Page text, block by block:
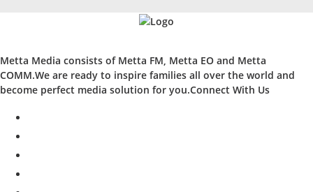
Metta Media consists of Metta FM, Metta EO and Metta
COMM.We are ready to inspire families all over the world and
become perfect media solution for you.Connect With Us